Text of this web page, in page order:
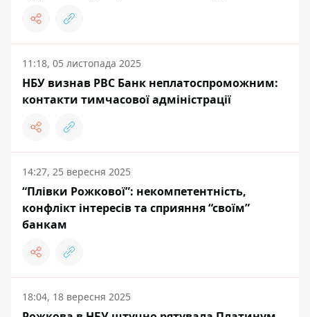
11:18, 05 листопада 2025
НБУ визнав РВС Банк неплатоспроможним:
контакти тимчасової адміністрації
14:27, 25 вересня 2025
“Плівки Рожкової”: некомпетентність,
конфлікт інтересів та сприяння “своїм”
банкам
18:04, 18 вересня 2025